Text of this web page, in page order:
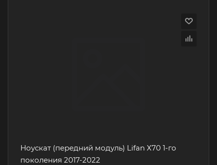
Ноускат (передний модуль) Lifan Х70 1-го
поколения 2017-2022